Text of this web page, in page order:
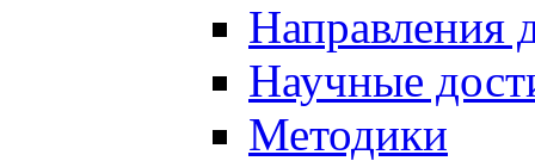
Направления
Научные
Методики